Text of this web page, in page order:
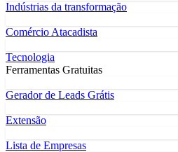
Indústrias da transformação
Comércio Atacadista
Tecnologia
Ferramentas Gratuitas
Gerador de Leads Grátis
Extensão
Lista de Empresas